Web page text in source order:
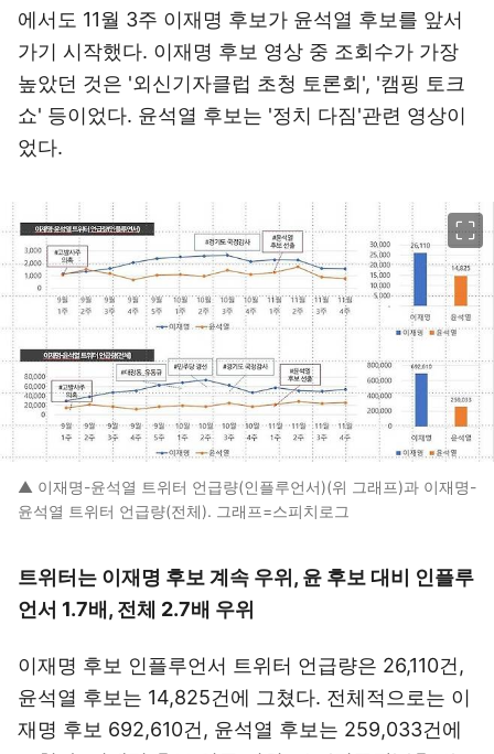
에서도 11월 3주 이재명 후보가 윤석열 후보를 앞서
가기 시작했다. 이재명 후보 영상 중 조회수가 가장
높았던 것은 '외신기자클럽 초청 토론회', '캠핑 토크
쇼' 등이었다. 윤석열 후보는 '정치 다짐'관련 영상이
었다.
▲ 이재명-윤석열 트위터 언급량(인플루언서)(위 그래프)과 이재명-
윤석열 트위터 언급량(전체). 그래프=스피치로그
트위터는 이재명 후보 계속 우위, 윤 후보 대비 인플루
언서 1.7배, 전체 2.7배 우위
이재명 후보 인플루언서 트위터 언급량은 26,110건,
윤석열 후보는 14,825건에 그쳤다. 전체적으로는 이
재명 후보 692,610건, 윤석열 후보는 259,033건에